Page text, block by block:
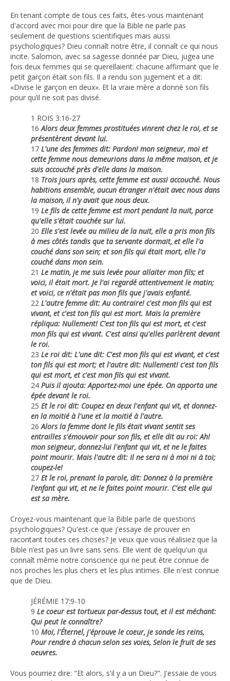
En tenant compte de tous ces faits, êtes-vous maintenant
d'accord avec moi pour dire que la Bible ne parle pas
seulement de questions scientifiques mais aussi
psychologiques? Dieu connaît notre être, il connaît ce qui nous
incite. Salomon, avec sa sagesse donnée par Dieu, jugea une
fois deux femmes qui se querellaient: chacune affirmant que le
petit garçon était son fils. Il a rendu son jugement et a dit:
«Divise le garçon en deux». Et la vraie mère a donné son fils
pour qu’il ne soit pas divisé.
1 ROIS 3:16-27
16 Alors deux femmes prostituées vinrent chez le roi, et se
présentèrent devant lui.
17 L'une des femmes dit: Pardon! mon seigneur, moi et
cette femme nous demeurions dans la même maison, et je
suis accouché près d'elle dans la maison.
18 Trois jours après, cette femme est aussi accouché. Nous
habitions ensemble, aucun étranger n'était avec nous dans
la maison, il n'y avait que nous deux.
19 Le fils de cette femme est mort pendant la nuit, parce
qu'elle s'était couchée sur lui.
20 Elle s'est levée au milieu de la nuit, elle a pris mon fils
à mes côtés tandis que ta servante dormait, et elle l'a
couché dans son sein; et son fils qui était mort, elle l'a
couché dans mon sein.
21 Le matin, je me suis levée pour allaiter mon fils; et
voici, il était mort. Je l'ai regardé attentivement le matin;
et voici, ce n'était pas mon fils que j'avais enfanté.
22 L'autre femme dit: Au contraire! c'est mon fils qui est
vivant, et c'est ton fils qui est mort. Mais la première
répliqua: Nullement! C'est ton fils qui est mort, et c'est
mon fils qui est vivant. C'est ainsi qu'elles parlèrent devant
le roi.
23 Le roi dit: L'une dit: C'est mon fils qui est vivant, et c'est
ton fils qui est mort; et l'autre dit: Nullement! c'est ton fils
qui est mort, et c'est mon fils qui est vivant.
24 Puis il ajouta: Apportez-moi une épée. On apporta une
épée devant le roi.
25 Et le roi dit: Coupez en deux l'enfant qui vit, et donnez-
en la moitié à l'une et la moitié à l'autre.
26Alors la femme dont le fils était vivant sentit ses
entrailles s'émouvoir pour son fils, et elle dit au roi: Ah!
mon seigneur, donnez-lui l'enfant qui vit, et ne le faites
point mourir. Mais l'autre dit: Il ne sera ni à moi ni à toi;
coupez-le!
27 Et le roi, prenant la parole, dit: Donnez à la première
l'enfant qui vit, et ne le faites point mourir. C'est elle qui
est sa mère.
Croyez-vous maintenant que la Bible parle de questions
psychologiques? Qu'est-ce que j'essaye de prouver en
racontant toutes ces choses? Je veux que vous réalisiez que la
Bible n’est pas un livre sans sens. Elle vient de quelqu'un qui
connaît même notre conscience qui ne peut être connue de
nos proches les plus chers et les plus intimes. Elle n'est connue
que de Dieu.
JÉRÉMIE 17:9-10
9 Le coeur est tortueux par-dessus tout, et il est méchant:
Qui peut le connaître?
10 Moi, l'Éternel, j'éprouve le coeur, je sonde les reins,
Pour rendre à chacun selon ses voies, Selon le fruit de ses
oeuvres.
Vous pourriez dire: "Et alors, s'il y a un Dieu?". J'essaie de vous